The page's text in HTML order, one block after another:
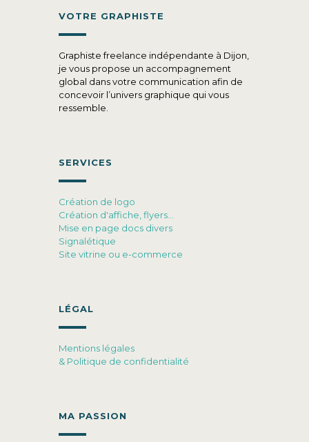
VOTRE GRAPHISTE
Graphiste freelance indépendante à Dijon,
je vous propose un accompagnement
global dans votre communication afin de
concevoir l’univers graphique qui vous
ressemble.
SERVICES
Création de logo
Création d'affiche, flyers…
Mise en page docs divers
Signalétique
Site vitrine ou e-commerce
LÉGAL
Mentions légales
& Politique de confidentialité
MA PASSION